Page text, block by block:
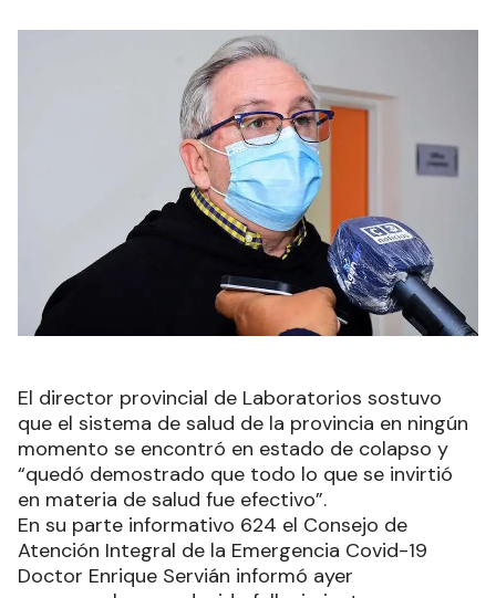
El director provincial de Laboratorios sostuvo
que el sistema de salud de la provincia en ningún
momento se encontró en estado de colapso y
“quedó demostrado que todo lo que se invirtió
en materia de salud fue efectivo”.
En su parte informativo 624 el Consejo de
Atención Integral de la Emergencia Covid-19
Doctor Enrique Servián informó ayer